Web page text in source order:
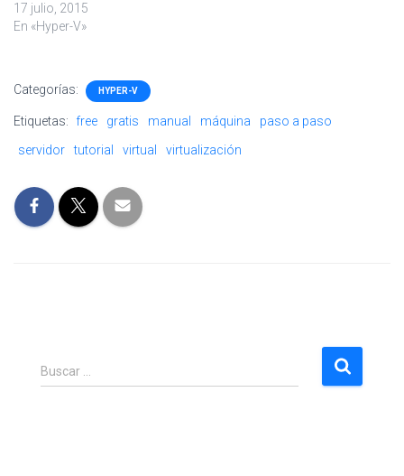
17 julio, 2015
En «Hyper-V»
Categorías: HYPER-V
Etiquetas: free gratis manual máquina
paso a paso
servidor
tutorial virtual virtualización
B
u
Buscar …